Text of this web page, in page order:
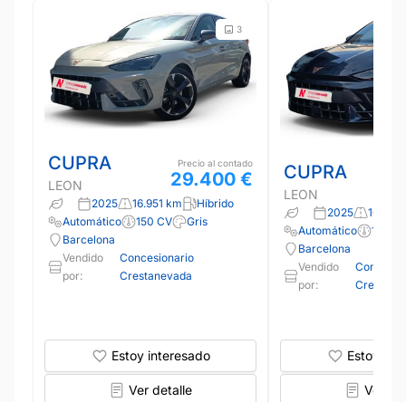
3
CUPRA
LEON
Precio al contado
29.400 €
2025 16.951 km
Híbrido
Automático
150 CV
Gris
Barcelona
Vendido
por:
Concesionario
Crestanevada
Estoy interesado
Ver detalle
CUPRA
LEON
2025
16.263
Automático
150
Barcelona
Vendido
por:
Estoy
Ver